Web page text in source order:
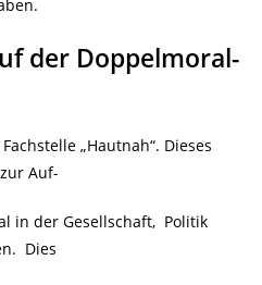
der Doppelmoral-
„Hautnah“. Dieses
Auf-
in der Gesellschaft, Politik
Dies